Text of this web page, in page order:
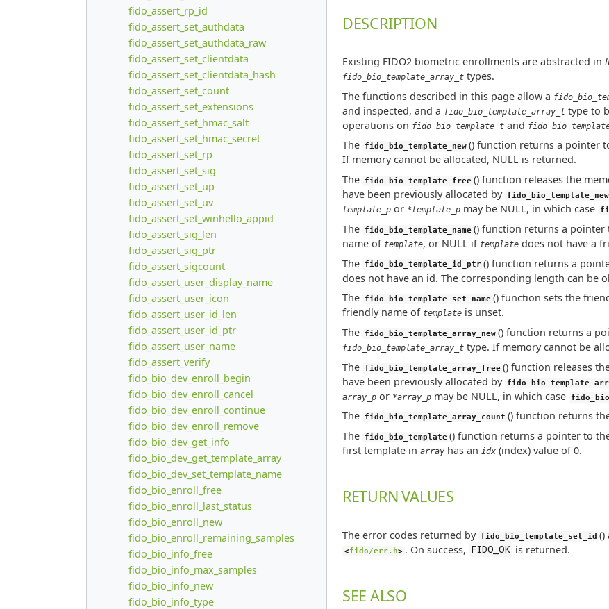
fido_assert_rp_id
fido_assert_set_authdata
fido_assert_set_authdata_raw
fido_assert_set_clientdata
fido_assert_set_clientdata_hash
fido_assert_set_count
fido_assert_set_extensions
fido_assert_set_hmac_salt
fido_assert_set_hmac_secret
fido_assert_set_rp
fido_assert_set_sig
fido_assert_set_up
fido_assert_set_uv
fido_assert_set_winhello_appid
fido_assert_sig_len
fido_assert_sig_ptr
fido_assert_sigcount
fido_assert_user_display_name
fido_assert_user_icon
fido_assert_user_id_len
fido_assert_user_id_ptr
fido_assert_user_name
fido_assert_verify
fido_bio_dev_enroll_begin
fido_bio_dev_enroll_cancel
fido_bio_dev_enroll_continue
fido_bio_dev_enroll_remove
fido_bio_dev_get_info
fido_bio_dev_get_template_array
fido_bio_dev_set_template_name
fido_bio_enroll_free
fido_bio_enroll_last_status
fido_bio_enroll_new
fido_bio_enroll_remaining_samples
fido_bio_info_free
fido_bio_info_max_samples
fido_bio_info_new
fido_bio_info_type
DESCRIPTION
Existing FIDO2 biometric enrollments are abstracted in
fido_bio_template_array_ttypes.
The functions described in this page allow a
and inspected, and a fido_bio_template_array_ttype to
operations on fido_bio_template_tand
The
fido_bio_template_new () function returns a pointer
If memory cannot be allocated, NULL is returned.
The
fido_bio_template_free () function releases the
have been previously allocated by fido_bio_template_new
template_por *template_pmay be NULL, in which case
The
fido_bio_template_name () function returns a
name of template, or NULL if templatedoes not have a
The
fido_bio_template_id_ptr () function returns a
does not have an id. The corresponding length can be
The
fido_bio_template_set_name () function sets the
friendly name of templateis unset.
The
fido_bio_template_array_new () function returns a
fido_bio_template_array_ttype. If memory cannot be
The
fido_bio_template_array_free () function releases
have been previously allocated by
array_por *array_pmay be NULL, in which case
The
fido_bio_template_array_count () function returns
The
fido_bio_template () function returns a pointer to
first template in arrayhas an idx(index) value of 0.
RETURN VALUES
The error codes returned by fido_bio_template_set_id ()
<fido/err.h> . On success, FIDO_OK is returned.
SEE ALSO